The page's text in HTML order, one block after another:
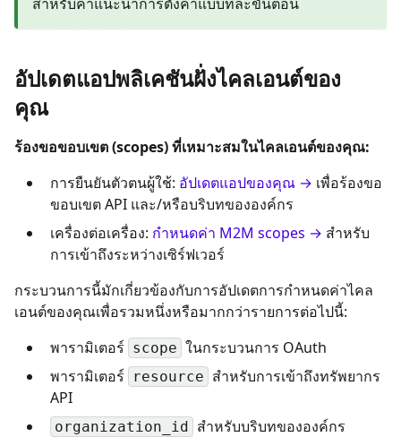
อัปเดตแอปพลิเคชันฝั่งไคลเอนต์ของ
คุณ
ร้องขอขอบเขต (scopes) ที่เหมาะสมในไคลเอนต์ของคุณ:
การยืนยันตัวตนผู้ใช้: อัปเดตแอปของคุณ → เพื่อร้องขอ
ขอบเขต API และ/หรือบริบทขององค์กร
เครื่องต่อเครื่อง: กำหนดค่า M2M scopes → สำหรับ
การเข้าถึงระหว่างเซิร์ฟเวอร์
กระบวนการนี้มักเกี่ยวข้องกับการอัปเดตการกำหนดค่าไคล
เอนต์ของคุณเพื่อรวมหนึ่งหรือมากกว่ารายการต่อไปนี้:
พารามิเตอร์ scope ในกระบวนการ OAuth
พารามิเตอร์ resource สำหรับการเข้าถึงทรัพยากร
API
organization_id สำหรับบริบทขององค์กร